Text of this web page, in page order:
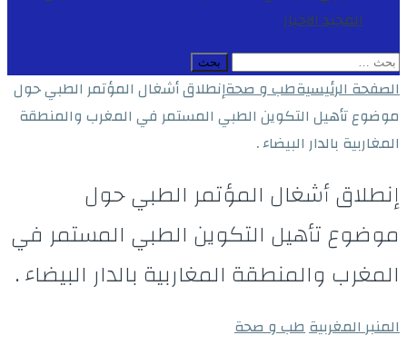
المجيدالاخبار
البحث
عن:
الصفحة الرئيسيةطب و صحةإنطلاق أشغال المؤتمر الطبي حول
موضوع تأهيل التكوين الطبي المستمر في المغرب والمنطقة
المغاربية بالدار البيضاء .
إنطلاق أشغال المؤتمر الطبي حول
موضوع تأهيل التكوين الطبي المستمر في
المغرب والمنطقة المغاربية بالدار البيضاء .
المنبر المغربيةطب و صحة